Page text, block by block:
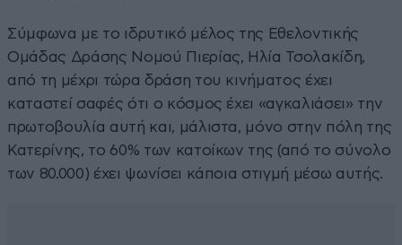
Σύμφωνα με το ιδρυτικό μέλος της Εθελοντικής
Ομάδας Δράσης Νομού Πιερίας, Ηλία Τσολακίδη,
από τη μέχρι τώρα δράση του κινήματος έχει
καταστεί σαφές ότι ο κόσμος έχει «αγκαλιάσει» την
πρωτοβουλία αυτή και, μάλιστα, μόνο στην πόλη της
Κατερίνης, το 60% των κατοίκων της (από το σύνολο
των 80.000) έχει ψωνίσει κάποια στιγμή μέσω αυτής.